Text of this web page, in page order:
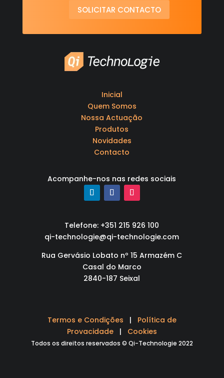
SOLICITAR CONTACTO
Inicial
Quem Somos
Nossa Actuação
Produtos
Novidades
Contacto
Acompanhe-nos nas redes sociais
Telefone: +351 215 926 100
qi-technologie@qi-technologie.com
Rua Gervásio Lobato nº 15 Armazém C
Casal do Marco
2840-187 Seixal
Termos e Condições | Política de
Provacidade| Cookies
Todos os direitos reservados © Qi-Technologie 2022